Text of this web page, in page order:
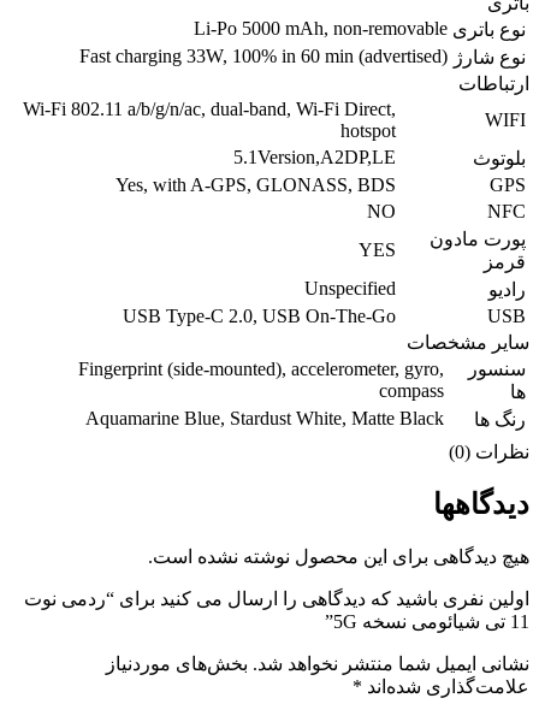
نوع باتری Li-Po 5000 mAh, non-removable
نوع شارژ Fast charging 33W, 100% in 60 min (advertised)
ارتباطات
WIFI
Wi-Fi 802.11 a/b/g/n/ac, dual-band, Wi-Fi Direct,
hotspot
بلوتوث
5.1Version,A2DP,LE
GPS
Yes, with A-GPS, GLONASS, BDS
NFC
NO
پورت مادون
قرمز
YES
رادیو
Unspecified
USB
USB Type-C 2.0, USB On-The-Go
سایر مشخصات
سنسور
ها
Fingerprint (side-mounted), accelerometer, gyro,
compass
رنگ ها
Aquamarine Blue, Stardust White, Matte Black
نظرات (0)
دیدگاهها
هیچ دیدگاهی برای این محصول نوشته نشده است.
اولین نفری باشید که دیدگاهی را ارسال می کنید برای “ردمی نوت
11 تی شیائومی نسخه 5G”
نشانی ایمیل شما منتشر نخواهد شد. بخش‌های موردنیاز
علامت‌گذاری شده‌اند *